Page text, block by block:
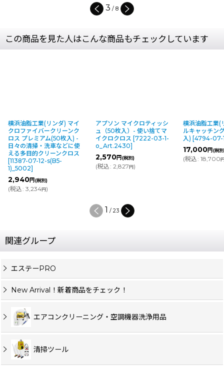
4 / 8
この商品を見た人はこんな商品もチェックしています
横浜油脂工業(リンダ) マイ
クロファイバークリーンク
ロス プレミアム(50枚入) -
日々の清掃・洗車などに使
える多目的クリーンクロス
11387-07-12-s(B5-
1)_5002]
2,940円(税別)
税込: 3,234円)
アプソン マイクロティッシ
ュ（50枚入）- 使い捨てマ
イクロクロス [7222-03-1-
o_Art.2430]
2,570円(税別)
税込: 2,827円)
横浜油脂工業(リ
ルキャッチング
入) [4794-07-1-
17,000円(税別)
税込: 18,700円)
2 /23
関連グループ
エステーPRO
New Arrival！新着商品をチェック！
エアコンクリーニング・空調機器洗浄用品
清掃ツール